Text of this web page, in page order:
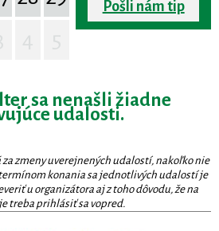
Pošli nám tip
sa nenašli žiadne
udalosti.
zmeny uverejnených udalostí, nakoľko nie
konania sa jednotlivých udalostí je
u organizátora aj z toho dôvodu, že na
treba prihlásiť sa vopred.